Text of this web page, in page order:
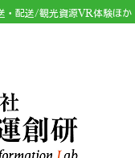
・配送/観光資源VR体験ほか